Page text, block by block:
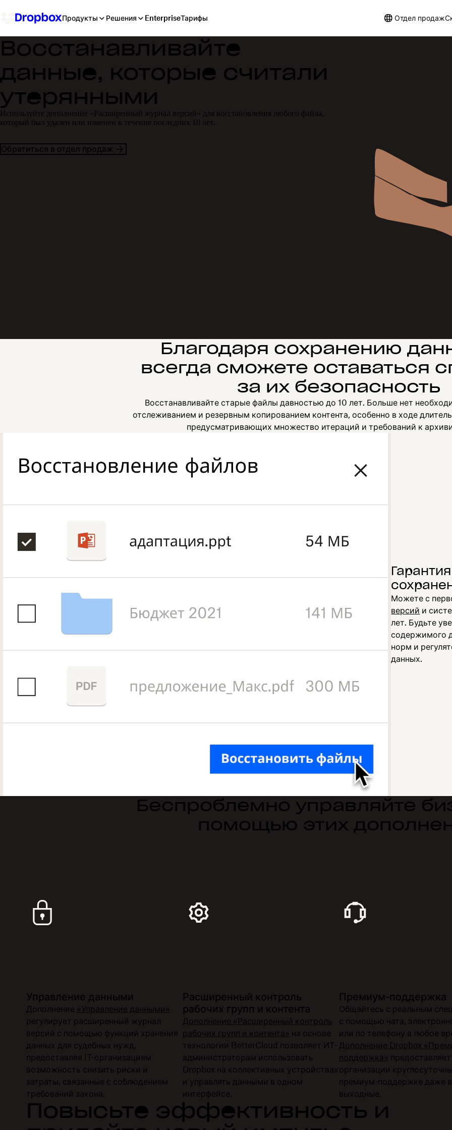
Продукты Решения EnterpriseТарифы Отдел продаж
Восстанавливайте
данные, которые считали
утерянными
Используйте дополнение «Расширенный журнал версий» для восстановления любого файла,
который был удален или изменен в течение последних 10 лет.
Обратиться в отдел продаж
Благодаря сохранению
всегда сможете оставаться
за их безопасность
Восстанавливайте старые файлы давностью до 10 лет. Больше нет
отслеживанием и резервным копированием контента, особенно в ходе
предусматривающих множество итераций и требований к
Можете с
версий и
лет. Будьте
содержимого
норм и
данных.
Беспроблемно управляйте
помощью этих
Управление данными
Дополнение «Управление данными»
регулирует расширенный журнал
версий с помощью функций хранения
данных для судебных нужд,
предоставляя IT-организациям
возможность снизить риски и
затраты, связанные с соблюдением
требований закона.
Расширенный контроль
рабочих групп и контента
Дополнение «Расширенный контроль
рабочих групп и контента» на основе
технологии BetterCloud позволяет ИТ-
администраторам использовать
Dropbox на коллективных устройствах
и управлять данными в одном
интерфейсе.
Премиум-поддержка
Общайтесь с реальным
с помощью чата,
или по телефону в любое
Дополнение Dropbox
поддержка»
организации
премиум-поддержке даже в
выходные.
Повысьте эффективность и